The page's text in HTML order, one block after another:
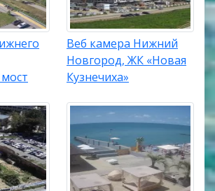
Веб камера Нижний
Новгород, ЖК «Новая
Кузнечиха»